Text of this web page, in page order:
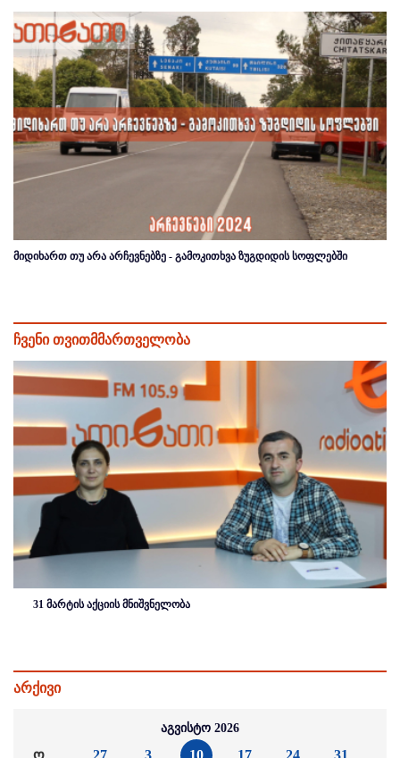
მიდიხართ თუ არა არჩევნებზე - გამოკითხვა ზუგდიდის სოფლებში
ჩვენი თვითმმართველობა
31 მარტის აქციის მნიშვნელობა
არქივი
აგვისტო 2026
ო 27 3 10 17 24 31